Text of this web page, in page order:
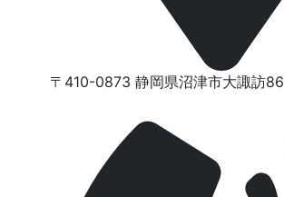
〒410-0873 静岡県沼津市⼤諏訪